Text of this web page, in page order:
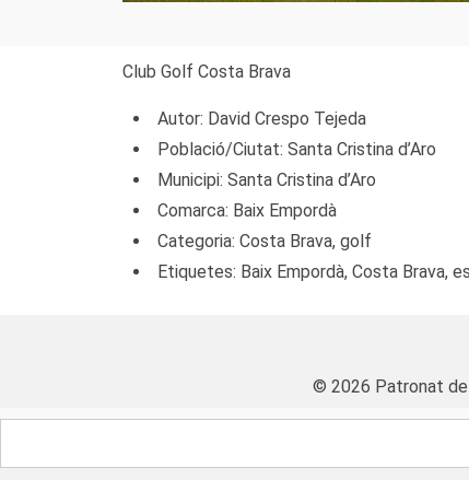
Club Golf Costa Brava
Autor: David Crespo Tejeda
Població/Ciutat: Santa Cristina d’Aro
Municipi: Santa Cristina d’Aro
Comarca: Baix Empordà
Categoria: Costa Brava, golf
Etiquetes: Baix Empordà, Costa Brava,
© 2026 Patronat de